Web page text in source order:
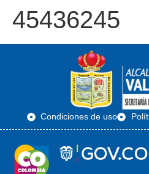
45436245
Condiciones de uso